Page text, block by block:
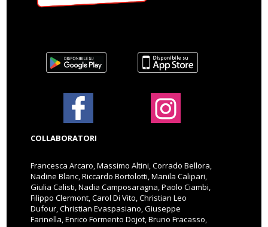
COLLABORATORI
Francesca Arcaro, Massimo Altini, Corrado Bellora,
Nadine Blanc, Riccardo Bortolotti, Manila Calipari,
Giulia Calisti, Nadia Camposaragna, Paolo Ciambi,
Filippo Clermont, Carol Di Vito, Christian Leo
Dufour, Christian Evaspasiano, Giuseppe
Farinella, Enrico Formento Dojot, Bruno Fracasso,